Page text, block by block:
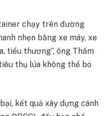
chạy trên đường
nhẹn bằng xe máy, xe
tiểu thương”, ông Thấm
thụ lúa không thể bỏ
kết quả xây dựng cánh